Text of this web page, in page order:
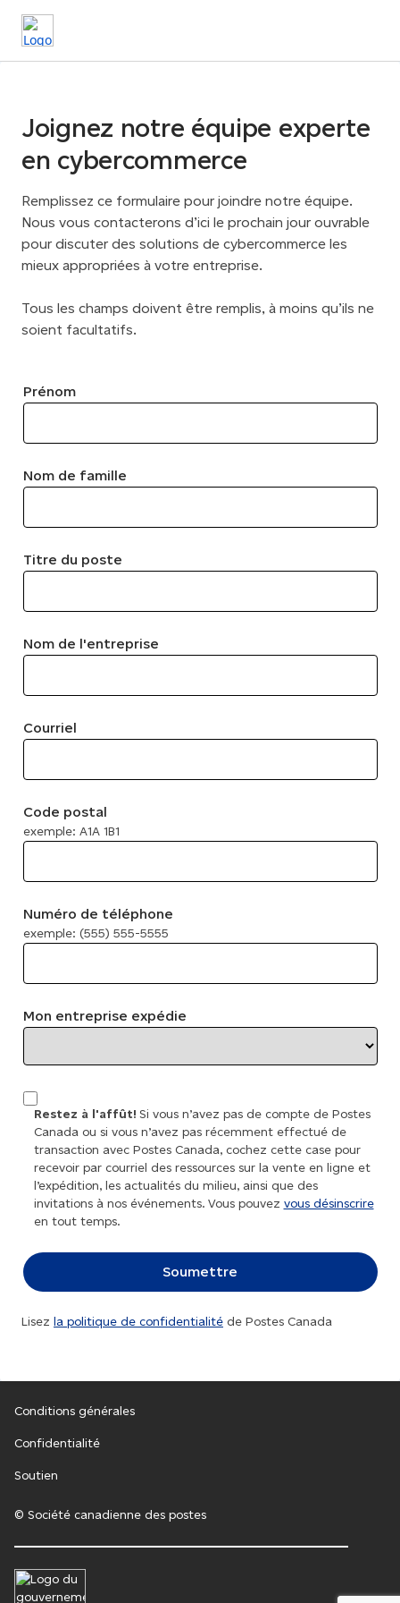
Joignez notre équipe experte
en cybercommerce
Remplissez ce formulaire pour joindre notre équipe.
Nous vous contacterons d’ici le prochain jour ouvrable
pour discuter des solutions de cybercommerce les
mieux appropriées à votre entreprise.
Tous les champs doivent être remplis, à moins qu’ils ne
soient facultatifs.
Prénom
Nom de famille
Titre du poste
Nom de l'entreprise
Courriel
Code postal
exemple: A1A 1B1
Numéro de téléphone
exemple: (555) 555-5555
Mon entreprise expédie
Restez à l'affût!Si vous n’avez pas de compte de Postes
Canada ou si vous n’avez pas récemment effectué de
transaction avec Postes Canada, cochez cette case pour
recevoir par courriel des ressources sur la vente en ligne et
l’expédition, les actualités du milieu, ainsi que des
invitations à nos événements. Vous pouvez vous désinscrire
en tout temps.
Lisez la politique de confidentialité de Postes Canada
Conditions générales
Confidentialité
Soutien
© Société canadienne des postes